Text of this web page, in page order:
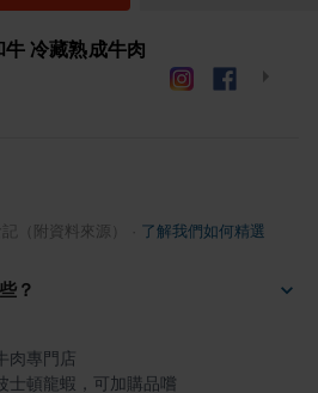
冷藏熟成牛肉
（附資料來源） 了解我們如何精選
？